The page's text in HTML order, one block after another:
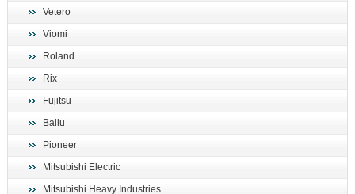
Vetero
Viomi
Roland
Rix
Fujitsu
Ballu
Pioneer
Mitsubishi Electric
Mitsubishi Heavy Industries